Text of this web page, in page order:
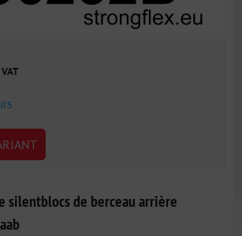
silentblocs de berceau arrière